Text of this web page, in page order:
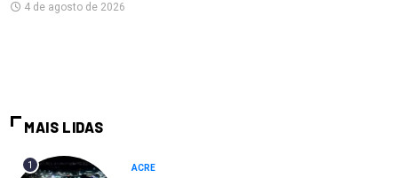
4 de agosto de 2026
MAIS LIDAS
1 ACRE